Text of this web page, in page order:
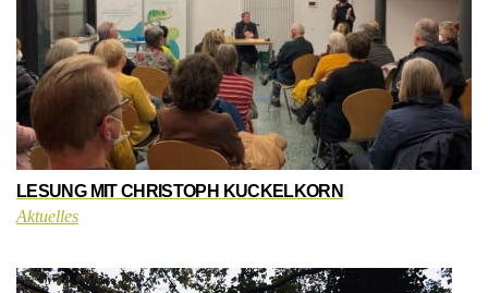
LESUNG MIT CHRISTOPH KUCKELKORN
Aktuelles